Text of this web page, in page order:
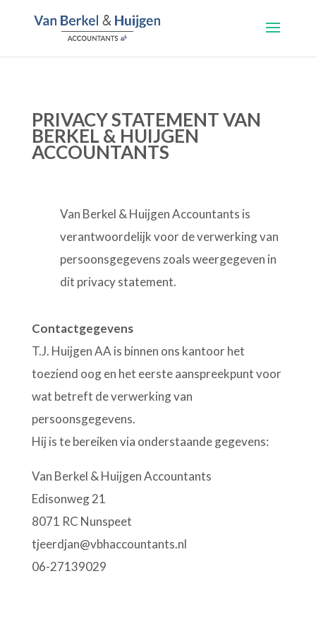
PRIVACY STATEMENT VAN
BERKEL & HUIJGEN
ACCOUNTANTS
Van Berkel & Huijgen Accountants is
verantwoordelijk voor de verwerking van
persoonsgegevens zoals weergegeven in
dit privacy statement.
Contactgegevens
T.J. Huijgen AA is binnen ons kantoor het
toeziend oog en het eerste aanspreekpunt voor
wat betreft de verwerking van
persoonsgegevens.
Hij is te bereiken via onderstaande gegevens:
Van Berkel & Huijgen Accountants
Edisonweg 21
8071 RC Nunspeet
tjeerdjan@vbhaccountants.nl
06-27139029